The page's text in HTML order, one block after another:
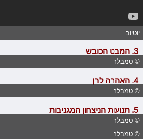
יוטיוב
3. המבט הכובש
© טמבלר
4. האהבה לבן
© טמבלר
5. תנועות הניצחון המגניבות
© טמבלר
© טמבלר